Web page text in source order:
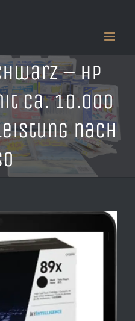
– HP
ca. 10.000
nach